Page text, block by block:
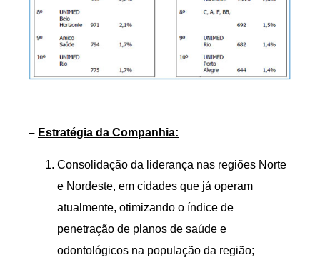
– Estratégia da Companhia:
Consolidação da liderança nas regiões Norte
e Nordeste, em cidades que já operam
atualmente, otimizando o índice de
penetração de planos de saúde e
odontológicos na população da região;